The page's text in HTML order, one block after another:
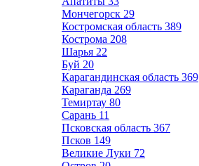
Мончегорск 29
Костромская область 389
Кострома 208
Шарья 22
Буй 20
Карагандинская область 369
Караганда 269
Темиртау 80
Сарань 11
Псковская область 367
Псков 149
Великие Луки 72